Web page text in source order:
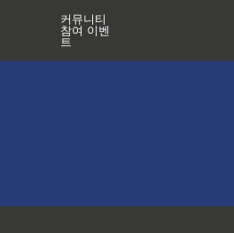
커뮤니티
참여 이벤
트